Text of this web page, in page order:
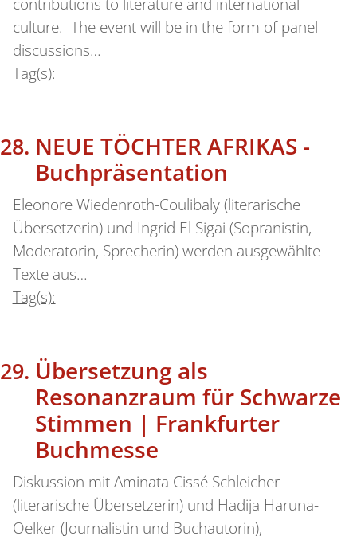
culture. The event will be in the form of panel
discussions…
Tag(s):
NEUE TÖCHTER AFRIKAS -
Buchpräsentation
Eleonore Wiedenroth-Coulibaly (literarische
Übersetzerin) und Ingrid El Sigai (Sopranistin,
Moderatorin, Sprecherin) werden ausgewählte
Texte aus…
Tag(s):
Übersetzung als
Resonanzraum für Schwarze
Stimmen | Frankfurter
Buchmesse
Diskussion mit Aminata Cissé Schleicher
(literarische Übersetzerin) und Hadija Haruna-
Oelker (Journalistin und Buchautorin),